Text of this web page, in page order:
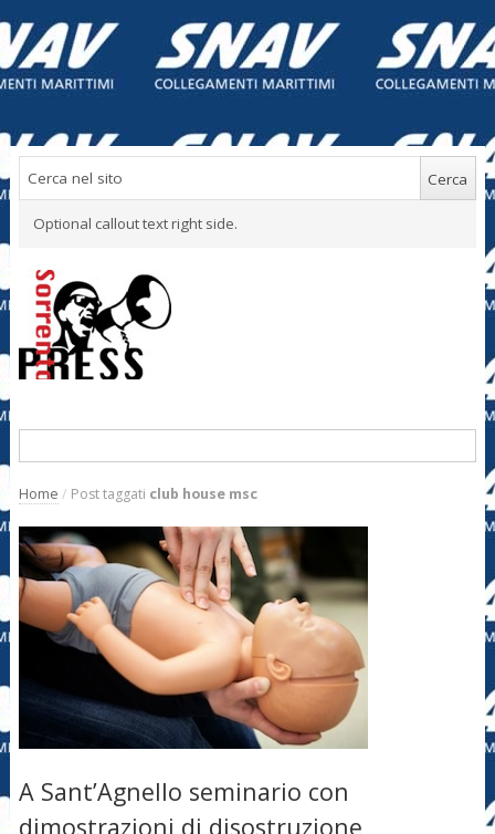
Optional callout text right side.
Home / Post taggati club house msc
A Sant’Agnello seminario con
dimostrazioni di disostruzione